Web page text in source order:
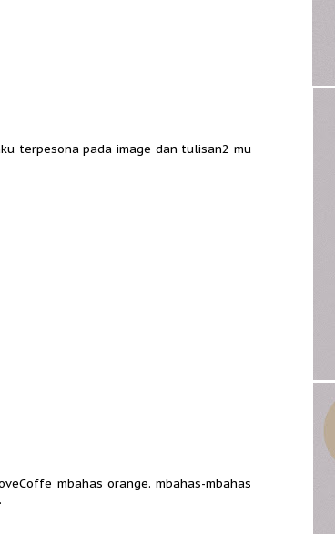
terpesona pada image dan tulisan2 mu
mbahas orange. mbahas-mbahas